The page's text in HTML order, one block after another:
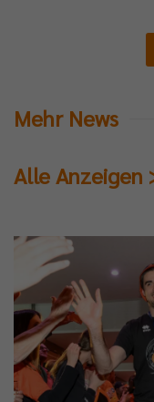
Mehr News
Alle Anzeigen